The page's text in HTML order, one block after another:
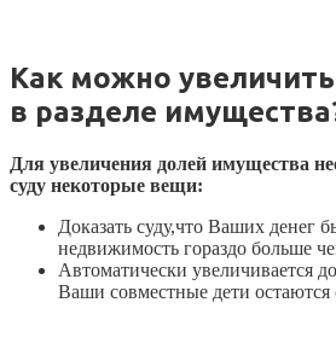
Как можно
в разделе
Для увеличения долей имущества
суду некоторые вещи:
Доказать суду,что Ваших денег
недвижимость гораздо больше
Автоматически увеличивается
Ваши совместные дети